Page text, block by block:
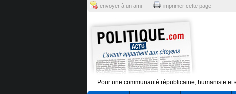
envoyer à un ami imprimer cette page
Pour une communauté républicaine, humaniste et